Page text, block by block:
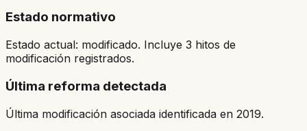
Estado normativo
Estado actual: modificado. Incluye 3 hitos de
modificación registrados.
Última reforma detectada
Última modificación asociada identificada en 2019.